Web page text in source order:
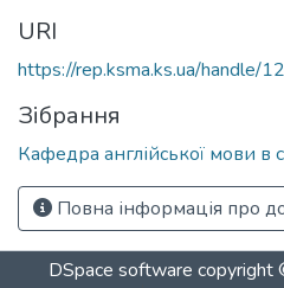
URI
https://rep.ksma.ks.ua/handle/
Зібрання
Кафедра англійської мови в
Повна інформація про
DSpace software